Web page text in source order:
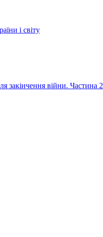
і світу
закінчення війни. Частина 2